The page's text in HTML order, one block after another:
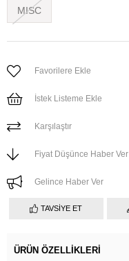
MISC
Favorilere Ekle
İstek Listeme Ekle
Karşılaştır
Fiyat Düşünce Haber Ver
Gelince Haber Ver
TAVSIYE ET
ÜRÜN ÖZELLIKLERI